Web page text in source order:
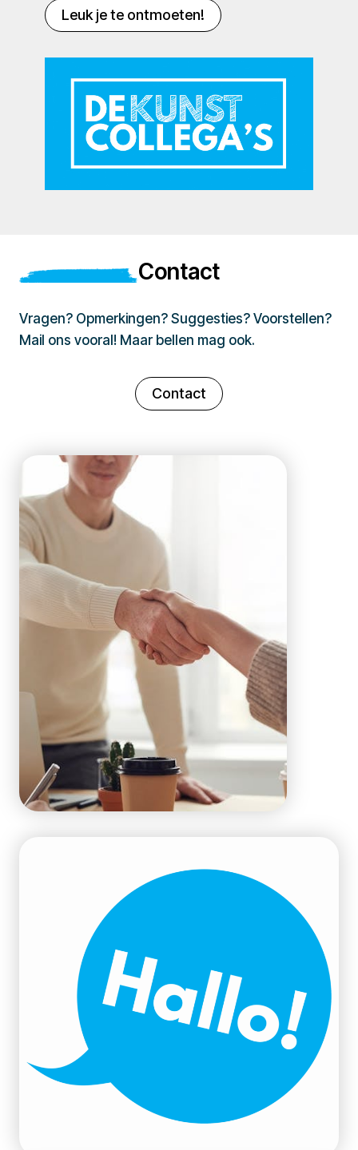
Leuk je te ontmoeten!
Contact
Vragen? Opmerkingen? Suggesties? Voorstellen?
Mail ons vooral! Maar bellen mag ook.
Contact